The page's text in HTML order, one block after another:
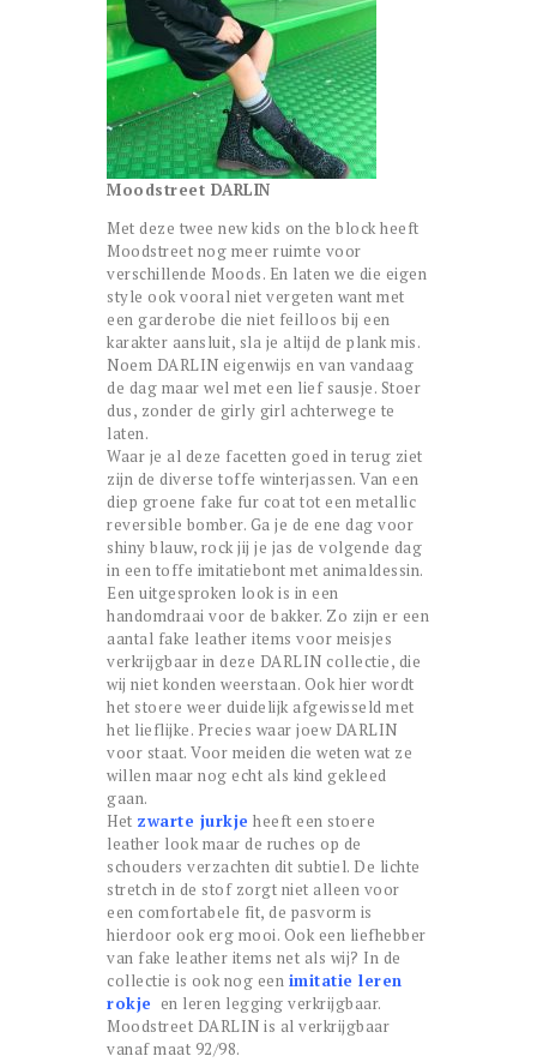
Moodstreet DARLIN
Met deze twee new kids on the block heeft
Moodstreet nog meer ruimte voor
verschillende Moods. En laten we die eigen
style ook vooral niet vergeten want met
een garderobe die niet feilloos bij een
karakter aansluit, sla je altijd de plank mis.
Noem DARLIN eigenwijs en van vandaag
de dag maar wel met een lief sausje. Stoer
dus, zonder de girly girl achterwege te
laten.
Waar je al deze facetten goed in terug ziet
zijn de diverse toffe winterjassen. Van een
diep groene fake fur coat tot een metallic
reversible bomber. Ga je de ene dag voor
shiny blauw, rock jij je jas de volgende dag
in een toffe imitatiebont met animaldessin.
Een uitgesproken look is in een
handomdraai voor de bakker. Zo zijn er een
aantal fake leather items voor meisjes
verkrijgbaar in deze DARLIN collectie, die
wij niet konden weerstaan. Ook hier wordt
het stoere weer duidelijk afgewisseld met
het lieflijke. Precies waar joew DARLIN
voor staat. Voor meiden die weten wat ze
willen maar nog echt als kind gekleed
gaan.
Het zwarte jurkje heeft een stoere
leather look maar de ruches op de
schouders verzachten dit subtiel. De lichte
stretch in de stof zorgt niet alleen voor
een comfortabele fit, de pasvorm is
hierdoor ook erg mooi. Ook een liefhebber
van fake leather items net als wij? In de
collectie is ook nog een imitatie leren
rokje en leren legging verkrijgbaar.
Moodstreet DARLIN is al verkrijgbaar
vanaf maat 92/98.